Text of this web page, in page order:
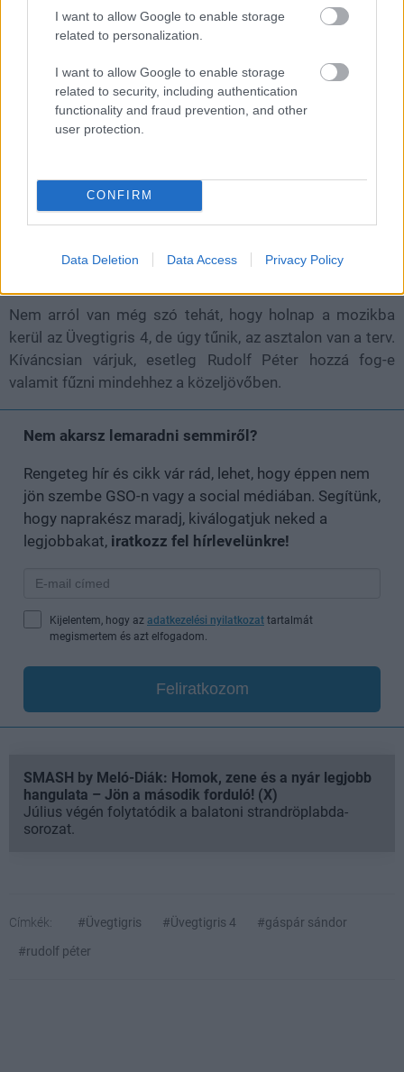
I want to allow Google to enable storage
related to personalization.
I want to allow Google to enable storage
related to security, including authentication
functionality and fraud prevention, and other
user protection.
CONFIRM
Data Deletion Data Access Privacy Policy
Blikkszámolt be ugyanis nemrég arról, hogy
az Üvegtigris-filmekben Rókát alakító Gáspár Sándor a
Life TV Ébredj velünk című műsorába az esetleges
negyedik részről beszélt.
pontosan így felelt:
"Most nagyon titokzatos leszek, hogy felstrófoljam
az érdeklődést, beszéltem róla magánemberként
Nem arról van még szó tehát, hogy holnap a mozikba
kerül az Üvegtigris 4, de úgy tűnik, az asztalon van a terv.
Kíváncsian várjuk, esetleg Rudolf Péter hozzá fog-e
valamit fűzni mindehhez a közeljövőben.
Nem akarsz lemaradni semmiről?
Rengeteg hír és cikk vár rád, lehet, hogy éppen nem
jön szembe GSO-n vagy a social médiában. Segítünk,
hogy naprakész maradj, kiválogatjuk neked a
legjobbakat, iratkozz fel hírlevelünkre!
Kijelentem, hogy az adatkezelési nyilatkozat tartalmát
megismertem és azt elfogadom.
Feliratkozom
SMASH by Meló-Diák: Homok, zene és a nyár legjobb
hangulata – Jön a második forduló! (X)
Július végén folytatódik a balatoni strandröplabda-
sorozat.
Címkék: #Üvegtigris #Üvegtigris 4
#gáspár sándor
#rudolf péter